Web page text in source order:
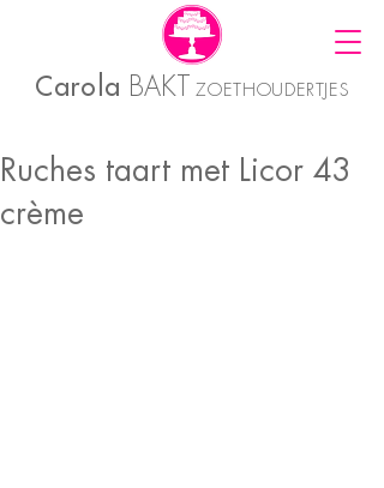
Carola BAKT ZOETHOUDERTJES
Ruches taart met Licor 43
crème